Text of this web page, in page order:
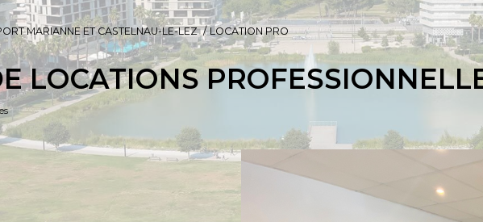
MARIANNE ET CASTELNAU-LE-LEZ LOCATION PRO
LOCATIONS